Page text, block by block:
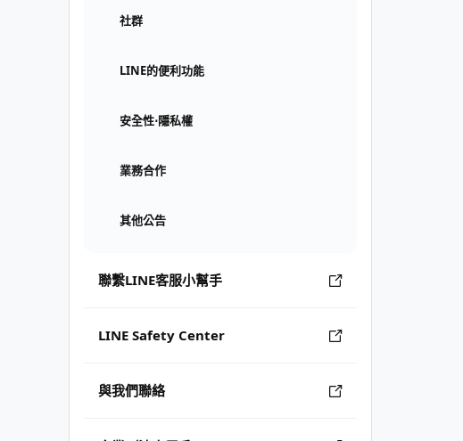
社群
LINE的便利功能
安全性⋅隱私權
業務合作
其他公告
聯繫LINE客服小幫手
LINE Safety Center
與我們聯絡